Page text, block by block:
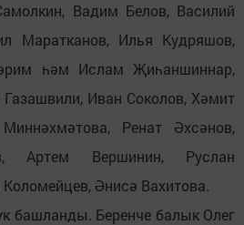
Вадим Белов, Василий
Маратканов, Илья Кудряшов,
һәм Ислам Җиһаншиннар,
Иван Соколов, Хәмит
Ренат Әхсәнов,
Артем Вершинин, Руслан
Әнисә Вахитова.
башланды. Беренче балык Олег